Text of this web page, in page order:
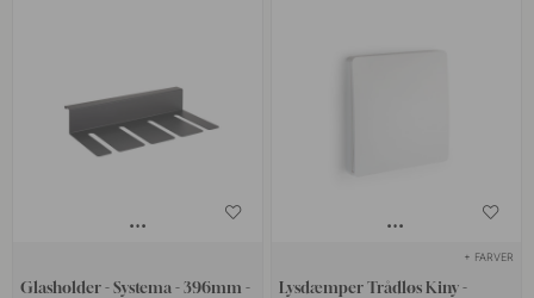
Glasholder - Systema - 396mm -
+ FARVER
Lysdæmper Trådløs Kiny -